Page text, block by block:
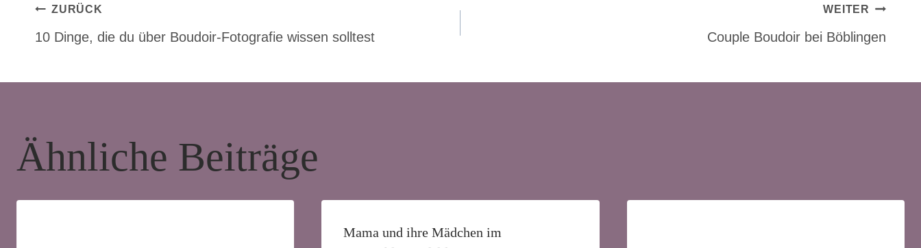
Beitragsnavigation
ZURÜCK
10 Dinge, die du über Boudoir-Fotografie wissen solltest
WEITER
Couple Boudoir bei Böblingen
Ähnliche Beiträge
Mama und ihre Mädchen im